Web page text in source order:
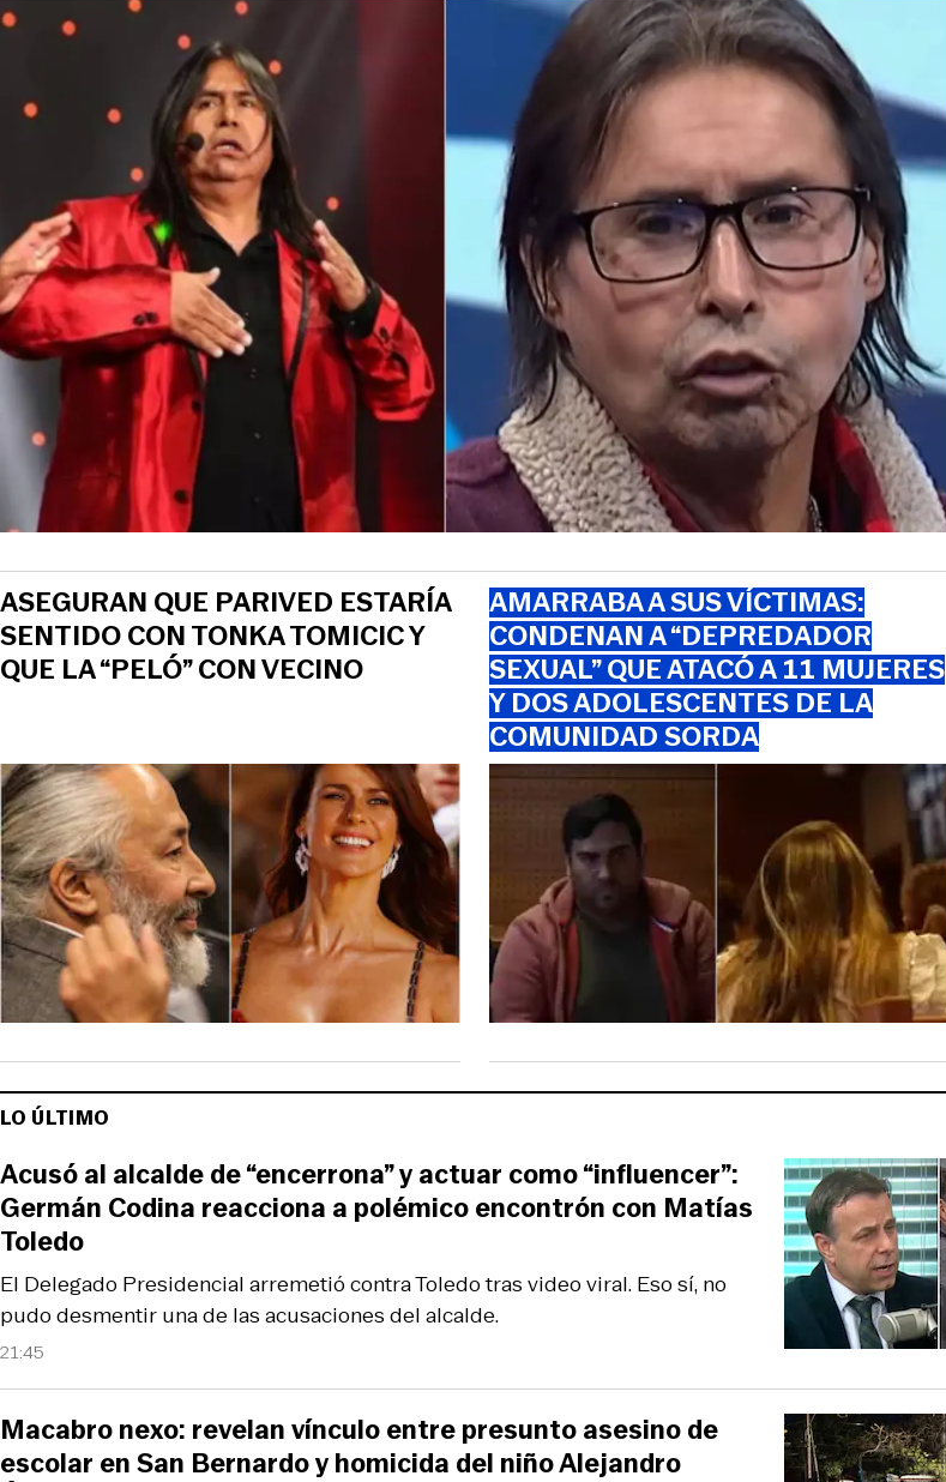
ASEGURAN QUE PARIVED ESTARÍA
SENTIDO CON TONKA TOMICIC Y
QUE LA “PELÓ” CON VECINO
AMARRABA A SUS VÍCTIMAS:
CONDENAN A “DEPREDADOR
SEXUAL” QUE ATACÓ A 11 MUJERES
Y DOS ADOLESCENTES DE LA
COMUNIDAD SORDA
LO ÚLTIMO
21:45
El Delegado Presidencial arremetió contra Toledo tras video viral. Eso sí, no
pudo desmentir una de las acusaciones del alcalde.
Acusó al alcalde de “encerrona” y actuar como “influencer”:
Germán Codina reacciona a polémico encontrón con Matías
Toledo
Macabro nexo: revelan vínculo entre presunto asesino de
escolar en San Bernardo y homicida del niño Alejandro